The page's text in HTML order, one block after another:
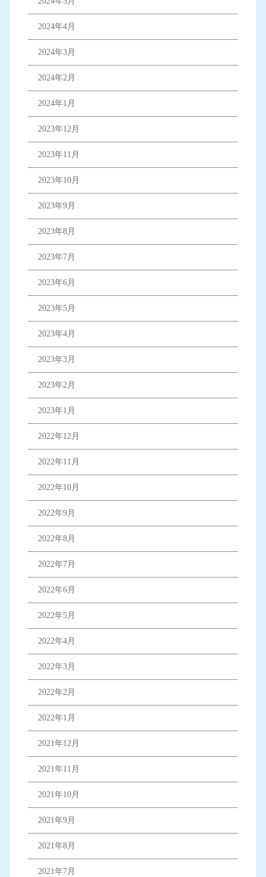
2024年4月
2024年3月
2024年2月
2024年1月
2023年12月
2023年11月
2023年10月
2023年9月
2023年8月
2023年7月
2023年6月
2023年5月
2023年4月
2023年3月
2023年2月
2023年1月
2022年12月
2022年11月
2022年10月
2022年9月
2022年8月
2022年7月
2022年6月
2022年5月
2022年4月
2022年3月
2022年2月
2022年1月
2021年12月
2021年11月
2021年10月
2021年9月
2021年8月
2021年7月